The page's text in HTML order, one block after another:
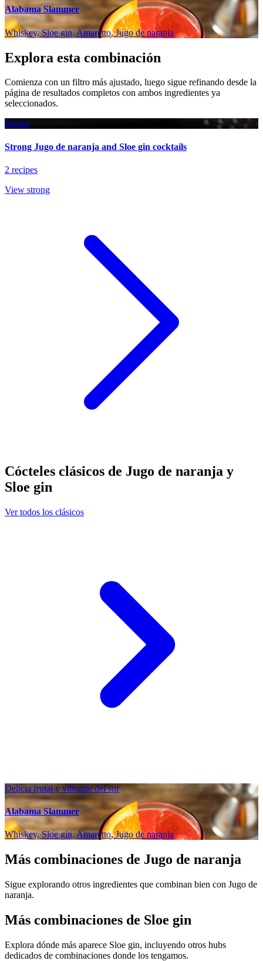
Alabama Slammer
Whiskey, Sloe gin, Amaretto, Jugo de naranja
Explora esta combinación
Comienza con un filtro más ajustado, luego sigue refinando desde la
página de resultados completos con ambos ingredientes ya
seleccionados.
Strong
Strong Jugo de naranja and Sloe gin cocktails
2 recipes
View strong
Cócteles clásicos de Jugo de naranja y
Sloe gin
Ver todos los clásicos
Delicia frutal y vibrante del sur
Alabama Slammer
Whiskey, Sloe gin, Amaretto, Jugo de naranja
Más combinaciones de Jugo de naranja
Sigue explorando otros ingredientes que combinan bien con Jugo de
naranja.
Más combinaciones de Sloe gin
Explora dónde más aparece Sloe gin, incluyendo otros hubs
dedicados de combinaciones donde los tengamos.